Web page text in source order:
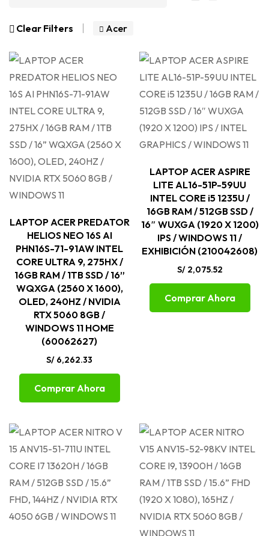
Clear Filters Acer
LAPTOP ACER PREDATOR
HELIOS NEO 16S AI
PHN16S-71-91AW INTEL
CORE ULTRA 9, 275HX /
16GB RAM / 1TB SSD / 16”
WQXGA (2560 X 1600),
OLED, 240HZ / NVIDIA
RTX 5060 8GB /
WINDOWS 11 HOME
(60062627)
S/ 6,262.33
Comprar Ahora
LAPTOP ACER ASPIRE
LITE AL16-51P-59UU
INTEL CORE i5 1235U /
16GB RAM / 512GB SSD /
16″ WUXGA (1920 X 1200)
IPS / WINDOWS 11 /
EXHIBICIÓN (210042608)
S/2,075.52
Comprar Ahora